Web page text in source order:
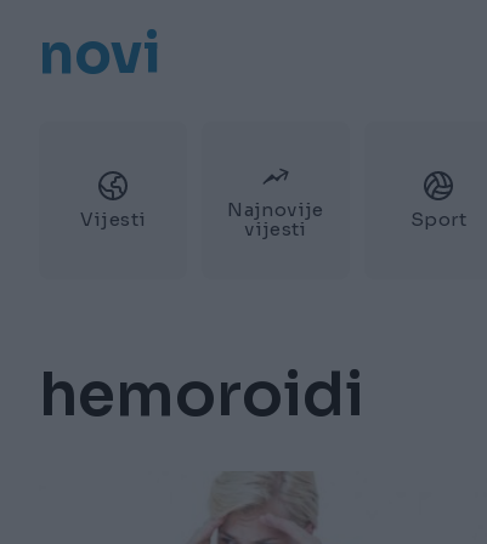
novi
Vijesti
Najnovije
vijesti
Sport
hemoroidi